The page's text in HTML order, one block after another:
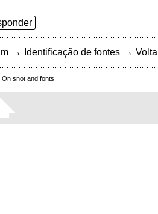
→ Identificação de fontes →
On snot and fonts